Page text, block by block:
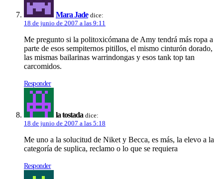
Mara Jade dice:
18 de junio de 2007 a las 9:11
Me pregunto si la politoxicómana de Amy tendrá más ropa a
parte de esos sempiternos pitillos, el mismo cinturón dorado,
las mismas bailarinas warrindongas y esos tank top tan
carcomidos.
Responder
la tostada dice:
18 de junio de 2007 a las 5:18
Me uno a la solucitud de Niket y Becca, es más, la elevo a la
categorí­a de suplica, reclamo o lo que se requiera
Responder